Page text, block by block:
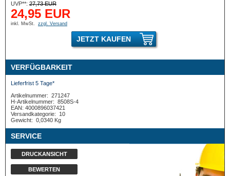
UVP**: 27,73 EUR
24,95 EUR
inkl. MwSt. zzgl. Versand
JETZT KAUFEN
VERFÜGBARKEIT
Lieferfrist 5 Tage*
Artikelnummer: 271247
H-Artikelnummer: 8508S-4
EAN: 4000896037421
Versandkategorie:
10
Gewicht: 0,0340 Kg
SERVICE
DRUCKANSICHT
BEWERTEN